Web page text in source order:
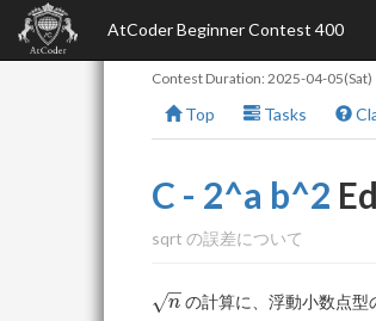
AtCoder Beginner Contest 400
Contest Duration: 2025-04-05(Sat)
Top Tasks
C - 2^a b^2
sqrt の誤差について
\sqrt{n}
n の計算に、浮動小数点型